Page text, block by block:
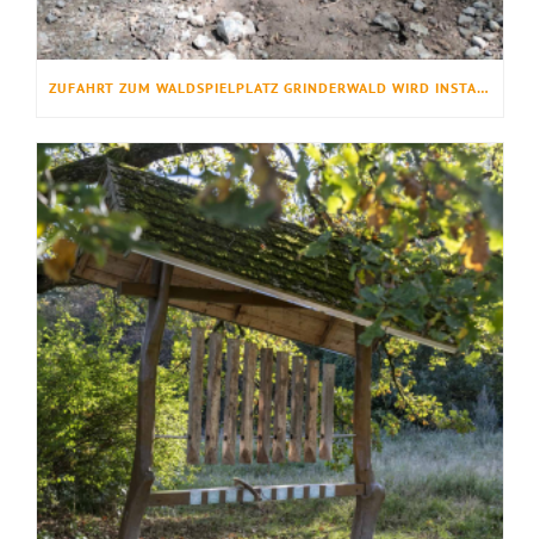
ZUFAHRT ZUM WALDSPIELPLATZ GRINDERWALD WIRD INSTANDGESETZT